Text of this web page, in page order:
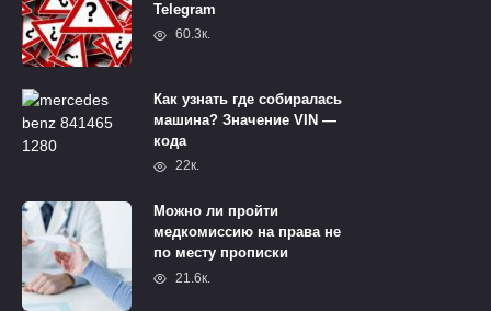
Telegram
60.3к.
Как узнать где собиралась
машина? Значение VIN —
кода
22к.
Можно ли пройти
медкомиссию на права не
по месту прописки
21.6к.